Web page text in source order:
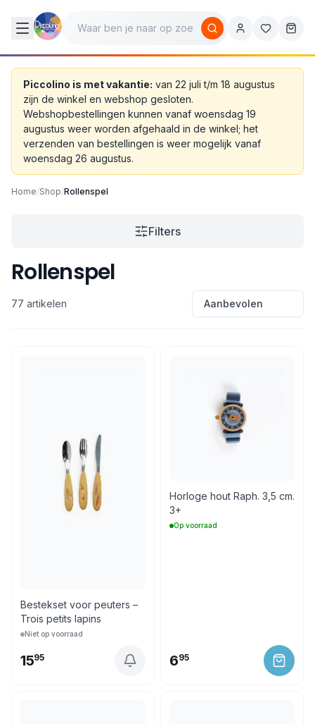
Piccolino is met vakantie: van 22 juli t/m 18 augustus
zijn de winkel en webshop gesloten.
Webshopbestellingen kunnen vanaf woensdag 19
augustus weer worden afgehaald in de winkel; het
verzenden van bestellingen is weer mogelijk vanaf
woensdag 26 augustus.
Home/Shop/Rollenspel
Filters
Rollenspel
77 artikelen
Bestekset voor peuters –
Trois petits lapins
Niet op voorraad
1595
Horloge hout Raph. 3,5 cm.
3+
Op voorraad
695